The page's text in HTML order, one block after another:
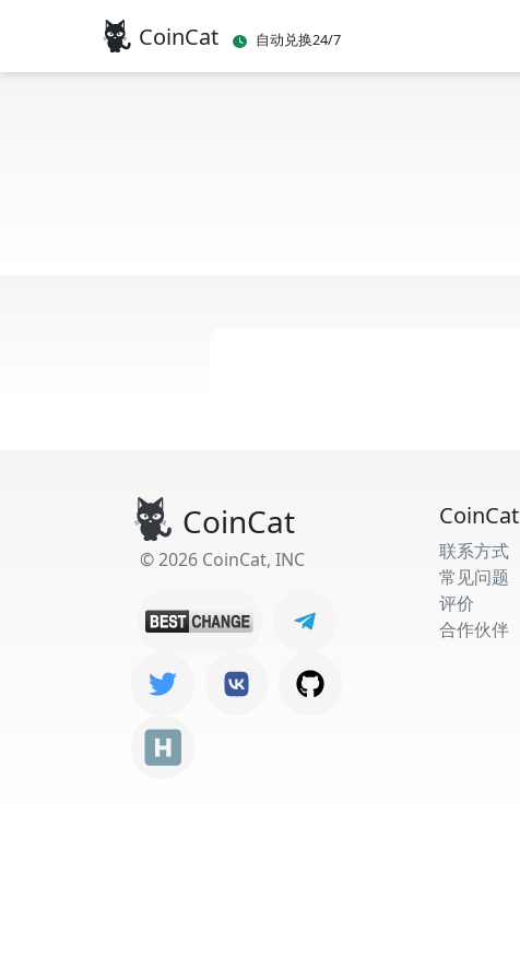
CoinCat 自动兑换24/7
CoinCat
© 2026 CoinCat, INC
CoinCat
联系方式
常见问题
评价
合作伙伴